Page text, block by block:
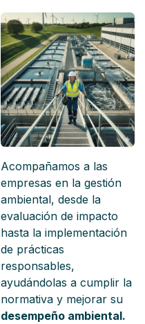
Acompañamos a las
empresas en la gestión
ambiental, desde la
evaluación de impacto
hasta la implementación
de prácticas
responsables,
ayudándolas a cumplir la
normativa y mejorar su
desempeño ambiental.